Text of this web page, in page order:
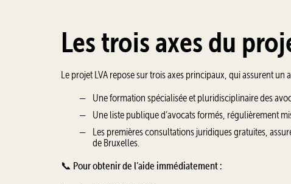
Les trois axes du
Le projet LVA repose sur trois axes principaux, qui assurent
Une formation spécialisée et pluridisciplinaire des
Une liste publique d’avocats formés, régulièrement
Les premières consultations juridiques gratuites,
de Bruxelles.
📞 Pour obtenir de l’aide immédiatement :